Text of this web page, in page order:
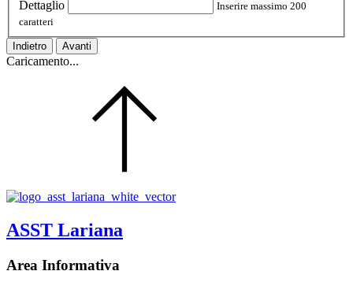
Dettaglio
Inserire massimo 200
caratteri
Indietro Avanti
Caricamento...
ASST Lariana
Area Informativa